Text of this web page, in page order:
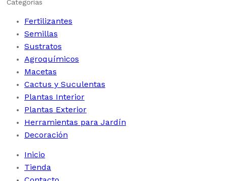
Categorías
Fertilizantes
Semillas
Sustratos
Agroquímicos
Macetas
Cactus y Suculentas
Plantas Interior
Plantas Exterior
Herramientas para Jardín
Decoración
Inicio
Tienda